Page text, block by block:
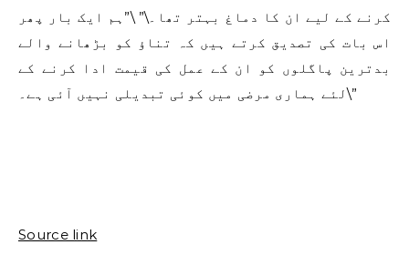
کرنے کے لیے ان کا دماغ بہتر تھا۔\” \”ہم ایک بار پھر
اس بات کی تصدیق کرتے ہیں کہ تناؤ کو بڑھانے والے
بدترین پاگلوں کو ان کے عمل کی قیمت ادا کرنے کے
لئے ہماری مرضی میں کوئی تبدیلی نہیں آئی ہے۔\”
Source link